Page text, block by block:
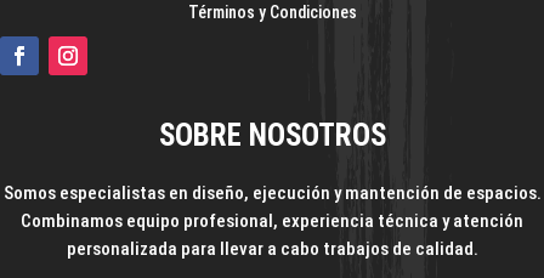
Términos y Condiciones
SOBRE NOSOTROS
Somos especialistas en diseño, ejecución y mantención de espacios.
Combinamos equipo profesional, experiencia técnica y atención
personalizada para llevar a cabo trabajos de calidad.